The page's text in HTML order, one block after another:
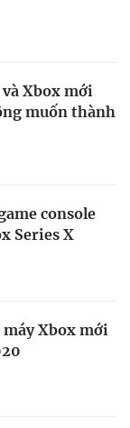
và Xbox mới
muốn thành
console
Series X
Xbox mới